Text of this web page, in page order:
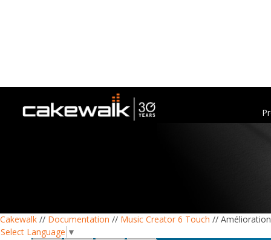
Cakewalk // Documentation // Music Creator 6 Touch //
Select Language ▼